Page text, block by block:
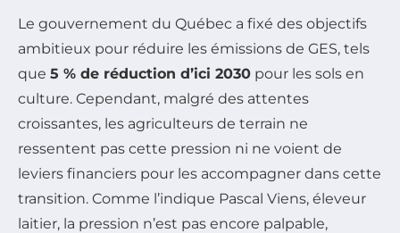
Le gouvernement du Québec a fixé des objectifs
ambitieux pour réduire les émissions de GES, tels
que 5 % de réduction d’ici 2030 pour les sols en
culture. Cependant, malgré des attentes
croissantes, les agriculteurs de terrain ne
ressentent pas cette pression ni ne voient de
leviers financiers pour les accompagner dans cette
transition. Comme l’indique Pascal Viens, éleveur
laitier, la pression n’est pas encore palpable,